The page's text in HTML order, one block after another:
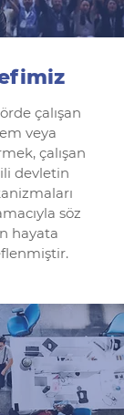
çalışan
veya
çalışan
devletin
söz
hayata